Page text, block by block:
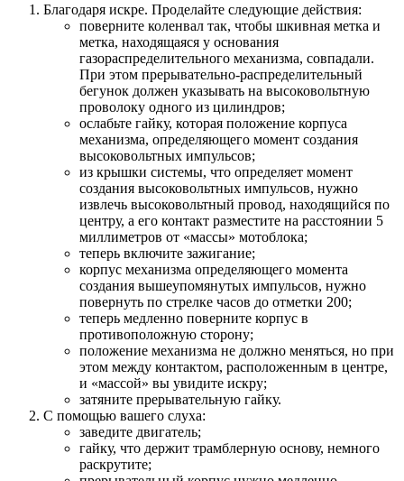
Благодаря искре. Проделайте следующие действия:
поверните коленвал так, чтобы шкивная метка и
метка, находящаяся у основания
газораспределительного механизма, совпадали.
При этом прерывательно-распределительный
бегунок должен указывать на высоковольтную
проволоку одного из цилиндров;
ослабьте гайку, которая положение корпуса
механизма, определяющего момент создания
высоковольтных импульсов;
из крышки системы, что определяет момент
создания высоковольтных импульсов, нужно
извлечь высоковольтный провод, находящийся по
центру, а его контакт разместите на расстоянии 5
миллиметров от «массы» мотоблока;
теперь включите зажигание;
корпус механизма определяющего момента
создания вышеупомянутых импульсов, нужно
повернуть по стрелке часов до отметки 200;
теперь медленно поверните корпус в
противоположную сторону;
положение механизма не должно меняться, но при
этом между контактом, расположенным в центре,
и «массой» вы увидите искру;
затяните прерывательную гайку.
С помощью вашего слуха:
заведите двигатель;
гайку, что держит трамблерную основу, немного
раскрутите;